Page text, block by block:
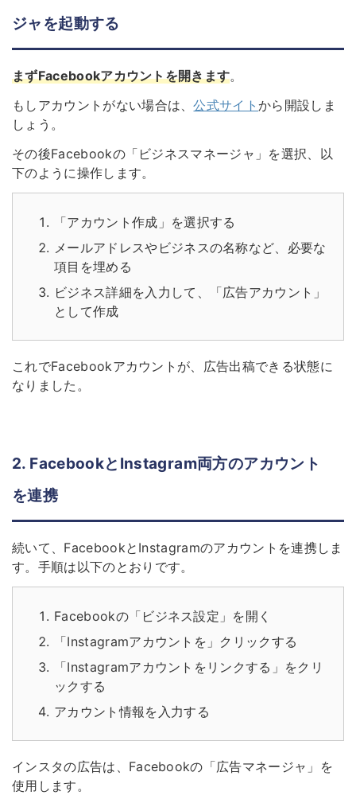
ジャを起動する
まずFacebookアカウントを開きます。
もしアカウントがない場合は、公式サイトから開設しま
しょう。
その後Facebookの「ビジネスマネージャ」を選択、以
下のように操作します。
「アカウント作成」を選択する
メールアドレスやビジネスの名称など、必要な
項目を埋める
ビジネス詳細を入力して、「広告アカウント」
として作成
これでFacebookアカウントが、広告出稿できる状態に
なりました。
2. FacebookとInstagram両方のアカウント
を連携
続いて、FacebookとInstagramのアカウントを連携しま
す。手順は以下のとおりです。
Facebookの「ビジネス設定」を開く
「Instagramアカウントを」クリックする
「Instagramアカウントをリンクする」をクリ
ックする
アカウント情報を入力する
インスタの広告は、Facebookの「広告マネージャ」を
使用します。